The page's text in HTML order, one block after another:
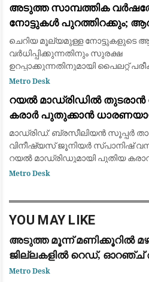
ആളുകളെയാണ് വെള്
അടുത്ത സാമ്പത്തിക
നോട്ടുകൾ പുറത്തിറക്കും;
സഞ്ജയ് മൽഹോത്ര
ചെറിയ മൂല്യമുള്ള നോട്ടുകളുടെ
വർധിപ്പിക്കുന്നതിനും സുരക്ഷ
ഉറപ്പാക്കുന്നതിനുമായി പൈലറ്റ്
പുരോഗമിക്കുന്നു.
Metro Desk
റയൽ മാഡ്രിഡിൽ
കരാർ പുതുക്കാൻ
ഫാബ്രിസിയോ റൊമാനോയും
മാഡ്രിഡ്: ബ്രസീലിയൻ സൂപ്പർ
വിനീഷ്യസ് ജൂനിയർ സ്പാനിഷ്
റയൽ മാഡ്രിഡുമായി പുതിയ
ഒപ്പുവെക്കാൻ ഒരുങ്ങുന്നു. പ്രമുഖ
Metro Desk
YOU MAY LIKE
അടുത്ത മൂന്ന് മണിക്കൂറിൽ
ജില്ലകളിൽ റെഡ്, ഓറഞ്ച്
പ്രഖ്യാപിച്ചു
Metro Desk